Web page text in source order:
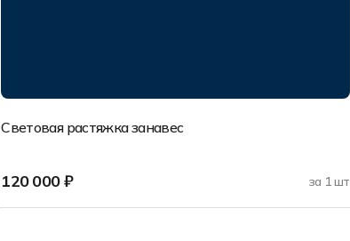
Световая растяжка занавес
120 000 ₽ за 1 шт
Добавить в корзину